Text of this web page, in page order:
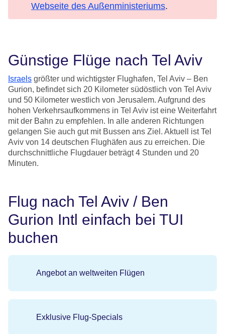
Webseite des Außenministeriums.
Günstige Flüge nach Tel Aviv
Israels größter und wichtigster Flughafen, Tel Aviv – Ben
Gurion, befindet sich 20 Kilometer südöstlich von Tel Aviv
und 50 Kilometer westlich von Jerusalem. Aufgrund des
hohen Verkehrsaufkommens in Tel Aviv ist eine Weiterfahrt
mit der Bahn zu empfehlen. In alle anderen Richtungen
gelangen Sie auch gut mit Bussen ans Ziel. Aktuell ist Tel
Aviv von 14 deutschen Flughäfen aus zu erreichen. Die
durchschnittliche Flugdauer beträgt 4 Stunden und 20
Minuten.
Flug nach Tel Aviv / Ben
Gurion Intl einfach bei TUI
buchen
Angebot an weltweiten Flügen
Exklusive Flug-Specials